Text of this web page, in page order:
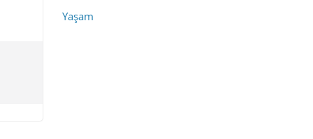
Yaşam